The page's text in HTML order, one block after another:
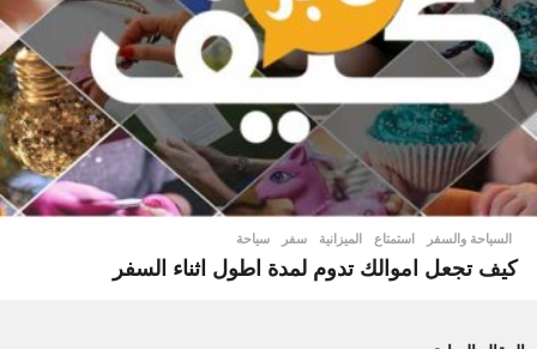
السياحة والسفر استمتاع ,
الميزانية ,
سفر ,
سياحة
كيف تجعل اموالك تدوم لمدة اطول اثناء السفر